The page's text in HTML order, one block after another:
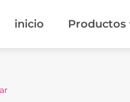
inicio Productos